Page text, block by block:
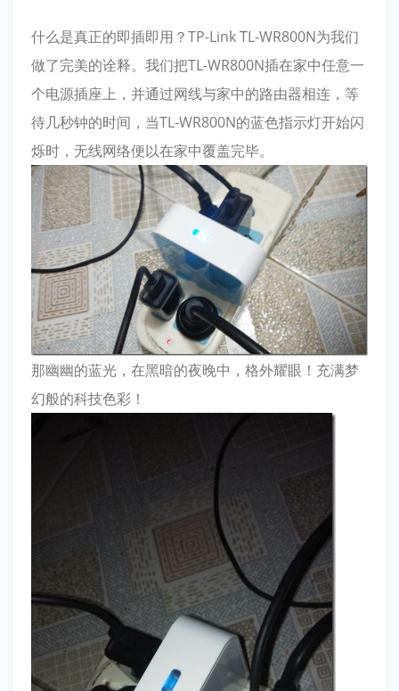
什么是真正的即插即用？TP-Link TL-WR800N为我们
做了完美的诠释。我们把TL-WR800N插在家中任意一
个电源插座上，并通过网线与家中的路由器相连，等
待几秒钟的时间，当TL-WR800N的蓝色指示灯开始闪
烁时，无线网络便以在家中覆盖完毕。
那幽幽的蓝光，在黑暗的夜晚中，格外耀眼！充满梦
幻般的科技色彩！